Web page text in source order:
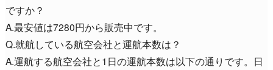
ですか？
A.最安値は7280円から販売中です。
Q.就航している航空会社と運航本数は？
A.運航する航空会社と1日の運航本数は以下の通りです。日